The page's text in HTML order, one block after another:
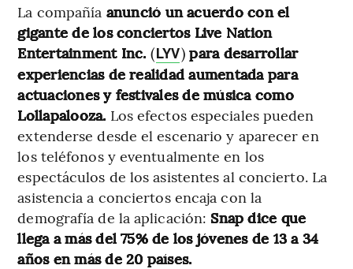
La compañía anunció un acuerdo con el
gigante de los conciertos Live Nation
Entertainment Inc. (LYV)para desarrollar
experiencias de realidad aumentada para
actuaciones y festivales de música como
Lollapalooza. Los efectos especiales pueden
extenderse desde el escenario y aparecer en
los teléfonos y eventualmente en los
espectáculos de los asistentes al concierto. La
asistencia a conciertos encaja con la
demografía de la aplicación: Snap dice que
llega a más del 75% de los jóvenes de 13 a 34
años en más de 20 países.